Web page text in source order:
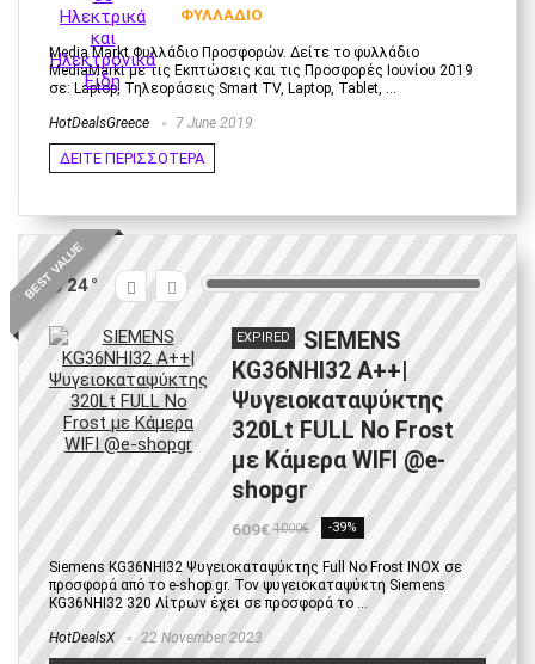
ΦΥΛΛΑΔΙΟ
Media Markt Φυλλάδιο Προσφορών. Δείτε το φυλλάδιο
MediaMarkt με τις Εκπτώσεις και τις Προσφορές Ιουνίου 2019
σε: Laptop, Τηλεοράσεις Smart TV, Laptop, Tablet, ...
HotDealsGreece 7 June 2019
ΔΕΙΤΕ ΠΕΡΙΣΣΟΤΕΡΑ
BEST VALUE
24
EXPIRED
SIEMENS
KG36NHI32 Α++|
Ψυγειοκαταψύκτης
320Lt FULL No Frost
με Κάμερα WIFI @e-
shopgr
609€ 1000€ -39%
Siemens KG36NHI32 Ψυγειοκαταψύκτης Full No Frost INOX σε
προσφορά από το e-shop.gr. Τον ψυγειοκαταψύκτη Siemens
KG36NHI32 320 Λίτρων έχει σε προσφορά το ...
HotDealsX 22 November 2023